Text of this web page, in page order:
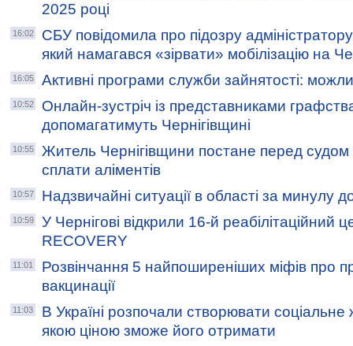
2025 році
16:02
СБУ повідомила про підозру
який намагався «зірвати» мобілізацію на
16:05 Активні програми служби зайнятості:
10:52
Онлайн-зустріч із представниками
допомагатимуть Чернігівщині
10:55
Житель Чернігівщини постане перед судом
сплати аліментів
10:57 Надзвичайні ситуації в області за минулу
10:59
У Чернігові відкрили 16-й реабілітаційний
RECOVERY
11:01
Розвінчання 5 найпоширеніших міфів про
вакцинації
11:03
В Україні розпочали створювати соціальне
якою ціною зможе його отримати